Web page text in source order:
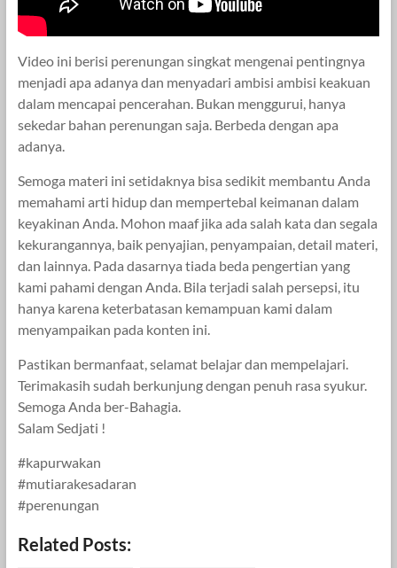
Video ini berisi perenungan singkat mengenai pentingnya
menjadi apa adanya dan menyadari ambisi ambisi keakuan
dalam mencapai pencerahan. Bukan menggurui, hanya
sekedar bahan perenungan saja. Berbeda dengan apa
adanya.
Semoga materi ini setidaknya bisa sedikit membantu Anda
memahami arti hidup dan mempertebal keimanan dalam
keyakinan Anda. Mohon maaf jika ada salah kata dan segala
kekurangannya, baik penyajian, penyampaian, detail materi,
dan lainnya. Pada dasarnya tiada beda pengertian yang
kami pahami dengan Anda. Bila terjadi salah persepsi, itu
hanya karena keterbatasan kemampuan kami dalam
menyampaikan pada konten ini.
Pastikan bermanfaat, selamat belajar dan mempelajari.
Terimakasih sudah berkunjung dengan penuh rasa syukur.
Semoga Anda ber-Bahagia.
Salam Sedjati !
#kapurwakan
#mutiarakesadaran
#perenungan
Related Posts: